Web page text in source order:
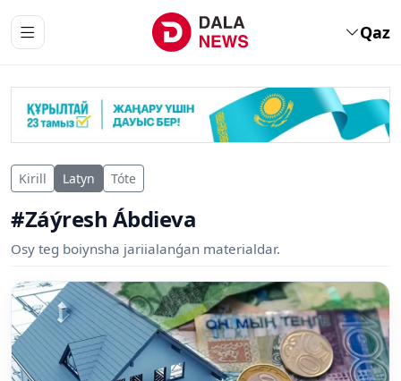
Qaz
Kirill Latyn Tóte
#Záýresh Ábdieva
Osy teg boiynsha jariialanǵan materialdar.